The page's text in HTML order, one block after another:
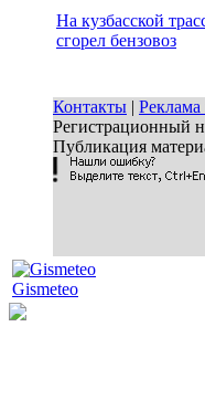
На кузбасской
сгорел бензовоз
Контакты | Реклама
Регистрационный
Публикация
Gismeteo